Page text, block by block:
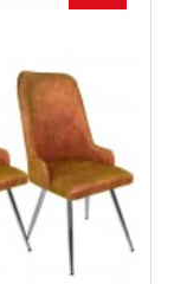
İHRAÇ FAZLASI
-20 %